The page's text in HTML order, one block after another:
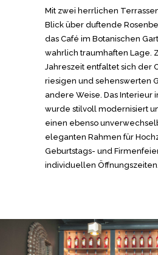
Mit zwei herrlichen
Blick über duftende
das Café im Botanischen
wahrlich traumhaften Lage.
Jahreszeit entfaltet sich der
riesigen und sehenswerten
andere Weise. Das Interieur
wurde stilvoll modernisiert
einen ebenso
eleganten Rahmen für
Geburtstags- und
individuellen Öffnungszeiten.